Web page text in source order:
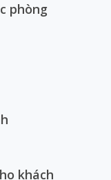
phòng
khách